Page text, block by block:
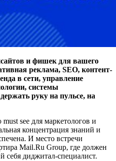
и фишек для вашего
реклама, SEO, контент-
в сети, управление
системы
руку на пульсе, на
see для маркетологов и
концентрация знаний и
И место встречи
Mail.Ru Group, где должен
диджитал-специалист.